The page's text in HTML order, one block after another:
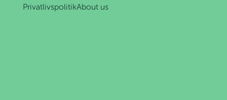
PrivatlivspolitikAbout us